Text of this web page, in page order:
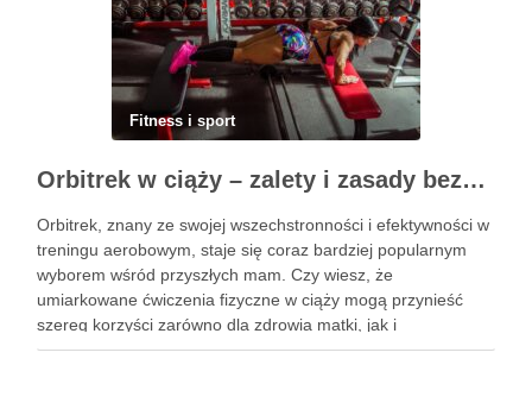
Fitness i sport
Orbitrek w ciąży – zalety i zasady bezpiecznych ćwiczeń
Orbitrek, znany ze swojej wszechstronności i efektywności w
treningu aerobowym, staje się coraz bardziej popularnym
wyborem wśród przyszłych mam. Czy wiesz, że
umiarkowane ćwiczenia fizyczne w ciąży mogą przynieść
szereg korzyści zarówno dla zdrowia matki, jak i
rozwijającego się dziecka? Właściwie dobrany program